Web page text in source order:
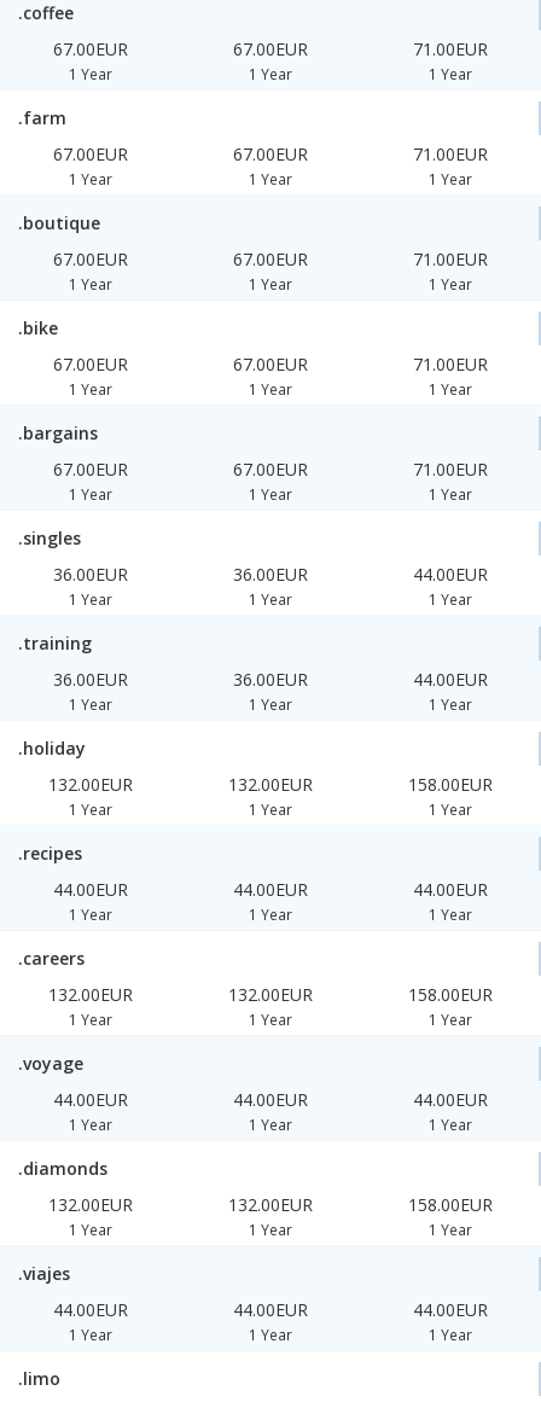
.coffee
67.00EUR
1 Year
67.00EUR
1 Year
71.00EUR
1 Year
.farm
67.00EUR
1 Year
67.00EUR
1 Year
71.00EUR
1 Year
.boutique
67.00EUR
1 Year
67.00EUR
1 Year
71.00EUR
1 Year
.bike
67.00EUR
1 Year
67.00EUR
1 Year
71.00EUR
1 Year
.bargains
67.00EUR
1 Year
67.00EUR
1 Year
71.00EUR
1 Year
.singles
36.00EUR
1 Year
36.00EUR
1 Year
44.00EUR
1 Year
.training
36.00EUR
1 Year
36.00EUR
1 Year
44.00EUR
1 Year
.holiday
132.00EUR
1 Year
132.00EUR
1 Year
158.00EUR
1 Year
.recipes
44.00EUR
1 Year
44.00EUR
1 Year
44.00EUR
1 Year
.careers
132.00EUR
1 Year
132.00EUR
1 Year
158.00EUR
1 Year
.voyage
44.00EUR
1 Year
44.00EUR
1 Year
44.00EUR
1 Year
.diamonds
132.00EUR
1 Year
132.00EUR
1 Year
158.00EUR
1 Year
.viajes
44.00EUR
1 Year
44.00EUR
1 Year
44.00EUR
1 Year
.limo